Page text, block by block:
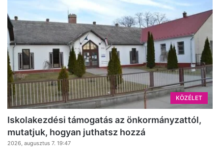
KÖZÉLET
Iskolakezdési támogatás az önkormányzattól,
mutatjuk, hogyan juthatsz hozzá
2026, augusztus 7. 19:47